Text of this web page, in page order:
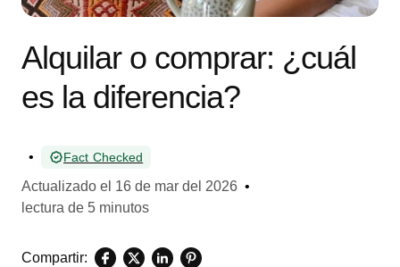
Alquilar o comprar: ¿cuál
es la diferencia?
• Fact Checked
Actualizado el 16 de mar del 2026 •
lectura de 5 minutos
Compartir: